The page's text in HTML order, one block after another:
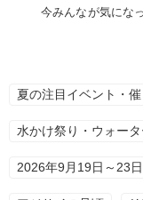
今みんなが気にな
夏の注目イベント・
水かけ祭り・ウォー
2026年9月19日～23